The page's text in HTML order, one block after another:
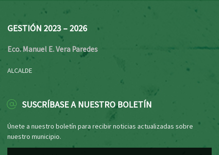
GESTIÓN 2023 – 2026
Eco. Manuel E. Vera Paredes
ALCALDE
SUSCRÍBASE A NUESTRO BOLETÍN
Únete a nuestro boletín para recibir noticias actualizadas sobre
nuestro municipio.